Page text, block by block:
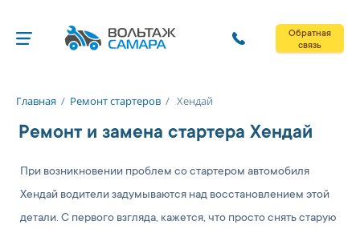
Обратная
связь
Главная / Ремонт стартеров / Хендай
Ремонт и замена стартера Хендай
При возникновении проблем со стартером автомобиля
Хендай водители задумываются над восстановлением этой
детали. С первого взгляда, кажется, что просто снять старую